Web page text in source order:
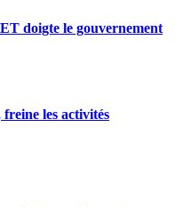
doigte le gouvernement
les activités